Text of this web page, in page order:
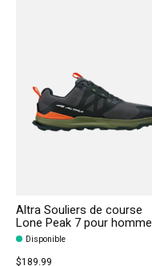
Altra Souliers de course
Lone Peak 7 pour homme
Disponible
$189.99